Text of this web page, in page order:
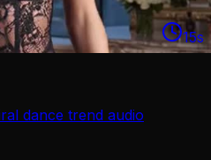
15s
dance trend audio